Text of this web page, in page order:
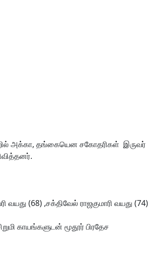
அக்கா, தங்கையென சகோதரிகள் இருவர்
(68) ,சக்திவேல் ராஜகுமாரி வயது (74)
காயங்களுடன் மூதூர் பிரதேச